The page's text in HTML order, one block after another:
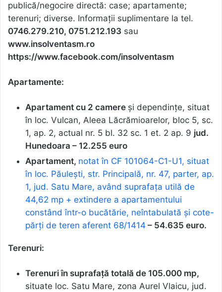
publică/negocire directă: case; apartamente;
terenuri; diverse. Informaţii suplimentare la tel.
0746.279.210, 0751.212.193 sau
www.insolventasm.ro
https://www.facebook.com/insolventasm
Apartamente:
Apartament cu 2 camere și dependințe, situat
în loc. Vulcan, Aleea Lăcrămioarelor, bloc 5, sc.
1, ap. 2, actual nr. 5 bl. 32 sc. 1 et. 2 ap. 9 jud.
Hunedoara – 12.255 euro
Apartament, notat în CF 101064-C1-U1, situat
în loc. Păulești, str. Principală, nr. 47, parter, ap.
1, jud. Satu Mare, având suprafața utilă de
44,62 mp + extindere a apartamentului
constând într-o bucătărie, neîntabulată și cote-
părți de teren aferent 68/1414 – 54.635 euro.
Terenuri:
Terenuri în suprafață totală de 105.000 mp,
situate loc. Satu Mare, zona Aurel Vlaicu, jud.